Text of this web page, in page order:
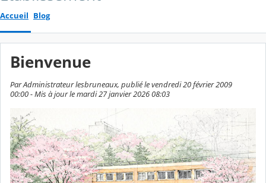
Accueil Blog
Bienvenue
Par Administrateur lesbruneaux, publié le vendredi 20 février 2009
00:00 - Mis à jour le mardi 27 janvier 2026 08:03